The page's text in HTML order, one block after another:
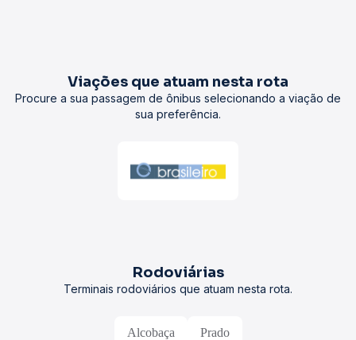
Viações que atuam nesta rota
Procure a sua passagem de ônibus selecionando a viação de
sua preferência.
Rodoviárias
Terminais rodoviários que atuam nesta rota.
Alcobaça Prado